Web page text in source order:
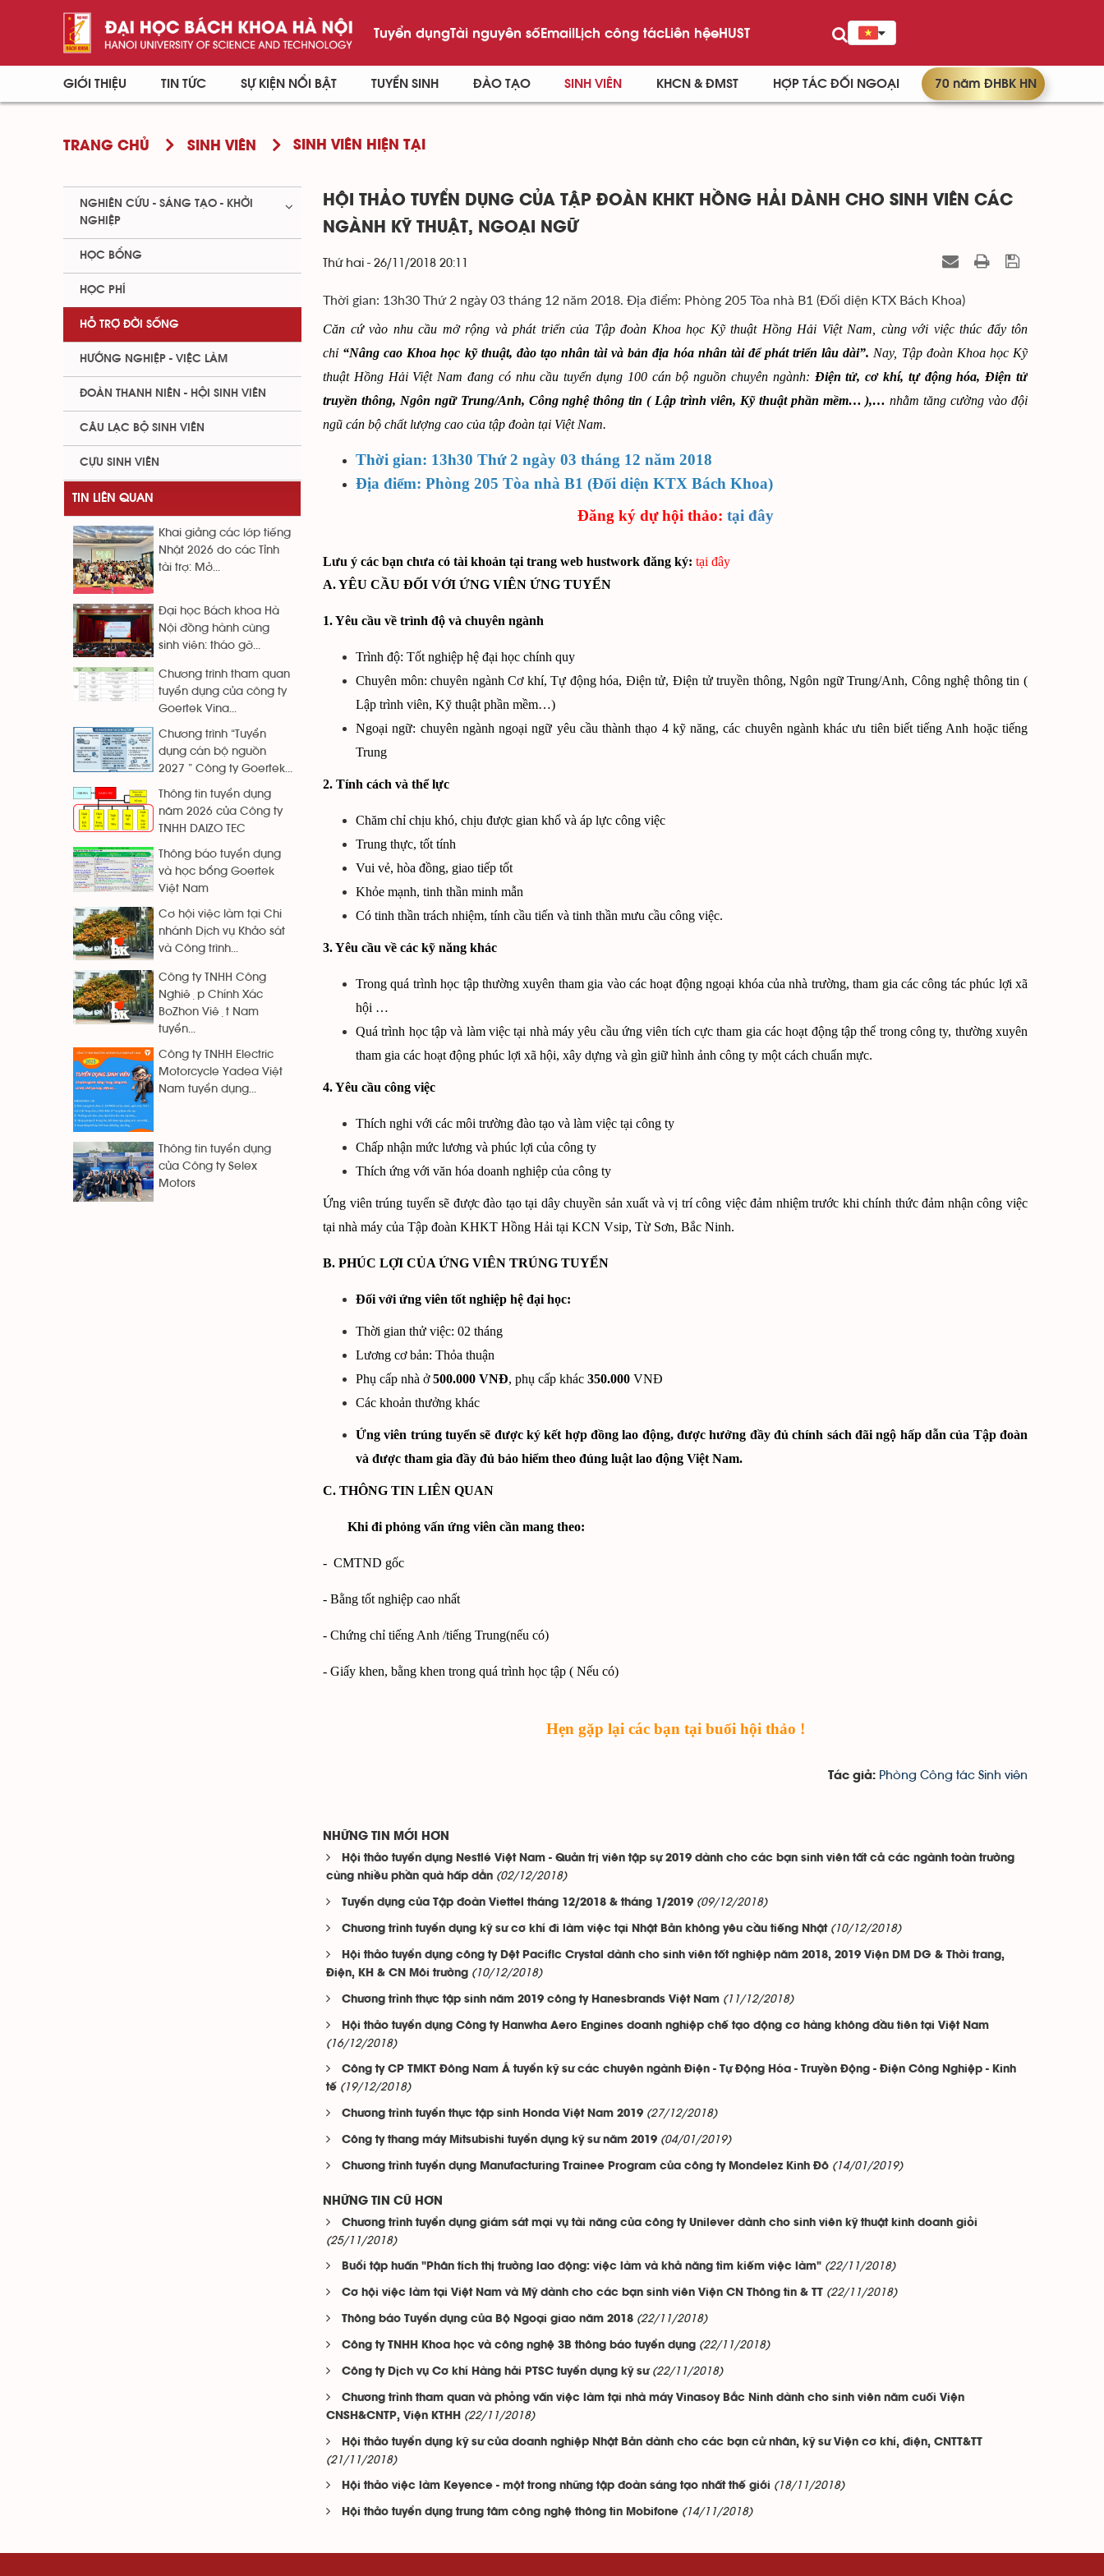
Tuyển dụngTài nguyên sốEmailLịch công tácLiên hệeHUST
GIỚI THIỆU TIN TỨC SỰ KIỆN NỔI BẬT TUYỂN SINH ĐÀO TẠO SINH VIÊN KHCN & ĐMST HỢP TÁC ĐỐI NGOẠI 70 năm ĐHBK HN
TRANG CHỦ SINH VIÊN SINH VIÊN HIỆN TẠI
HỘI THẢO TUYỂN DỤNG CỦA TẬP ĐOÀN KHKT HỒNG HẢI DÀNH CHO SINH VIÊN CÁC
NGÀNH KỸ THUẬT, NGOẠI NGỮ
Thứ hai - 26/11/2018 20:11
Thời gian: 13h30 Thứ 2 ngày 03 tháng 12 năm 2018. Địa điểm: Phòng 205 Tòa nhà B1 (Đối diện KTX Bách Khoa)
Căn cứ vào nhu cầu mở rộng và phát triển của Tập đoàn Khoa học Kỹ thuật Hồng Hải Việt Nam, cùng với việc thúc đẩy tôn
chỉ “Nâng cao Khoa học kỹ thuật, đào tạo nhân tài và bản địa hóa nhân tài để phát triển lâu dài”. Nay, Tập đoàn Khoa học Kỹ
thuật Hồng Hải Việt Nam đang có nhu cầu tuyển dụng 100 cán bộ nguồn chuyên ngành: Điện tử, cơ khí, tự động hóa, Điện tử
truyền thông, Ngôn ngữ Trung/Anh, Công nghệ thông tin ( Lập trình viên, Kỹ thuật phần mềm… ),…nhằm tăng cường vào đội
ngũ cán bộ chất lượng cao của tập đoàn tại Việt Nam.
Thời gian: 13h30 Thứ 2 ngày 03 tháng 12 năm 2018
Địa điểm: Phòng 205 Tòa nhà B1 (Đối diện KTX Bách Khoa)
Đăng ký dự hội thảo: tại đây
Lưu ý các bạn chưa có tài khoản tại trang web hustwork đăng ký: tại đây
A. YÊU CẦU ĐỐI VỚI ỨNG VIÊN ỨNG TUYỂN
1. Yêu cầu về trình độ và chuyên ngành
Trình độ: Tốt nghiệp hệ đại học chính quy
Chuyên môn: chuyên ngành Cơ khí, Tự động hóa, Điện tử, Điện tử truyền thông, Ngôn ngữ Trung/Anh, Công nghệ thông tin (
Lập trình viên, Kỹ thuật phần mềm…)
Ngoại ngữ: chuyên ngành ngoại ngữ yêu cầu thành thạo 4 kỹ năng, các chuyên ngành khác ưu tiên biết tiếng Anh hoặc tiếng
Trung
2. Tính cách và thể lực
Chăm chỉ chịu khó, chịu được gian khổ và áp lực công việc
Trung thực, tốt tính
Vui vẻ, hòa đồng, giao tiếp tốt
Khỏe mạnh, tinh thần minh mẫn
Có tinh thần trách nhiệm, tính cầu tiến và tinh thần mưu cầu công việc.
3. Yêu cầu về các kỹ năng khác
Trong quá trình học tập thường xuyên tham gia vào các hoạt động ngoại khóa của nhà trường, tham gia các công tác phúc lợi xã
hội …
Quá trình học tập và làm việc tại nhà máy yêu cầu ứng viên tích cực tham gia các hoạt động tập thể trong công ty, thường xuyên
tham gia các hoạt động phúc lợi xã hội, xây dựng và gìn giữ hình ảnh công ty một cách chuẩn mực.
4. Yêu cầu công việc
Thích nghi với các môi trường đào tạo và làm việc tại công ty
Chấp nhận mức lương và phúc lợi của công ty
Thích ứng với văn hóa doanh nghiệp của công ty
Ứng viên trúng tuyển sẽ được đào tạo tại dây chuyền sản xuất và vị trí công việc đảm nhiệm trước khi chính thức đảm nhận công việc
tại nhà máy của Tập đoàn KHKT Hồng Hải tại KCN Vsip, Từ Sơn, Bắc Ninh.
B. PHÚC LỢI CỦA ỨNG VIÊN TRÚNG TUYỂN
Đối với ứng viên tốt nghiệp hệ đại học:
Thời gian thử việc: 02 tháng
Lương cơ bản: Thỏa thuận
Phụ cấp nhà ở500.000 VNĐ, phụ cấp khác 350.000 VNĐ
Các khoản thưởng khác
Ứng viên trúng tuyển sẽ được ký kết hợp đồng lao động, được hưởng đầy đủ chính sách đãi ngộ hấp dẫn của Tập đoàn
và được tham gia đầy đủ bảo hiểm theo đúng luật lao động Việt Nam.
C. THÔNG TIN LIÊN QUAN
Khi đi phỏng vấn ứng viên cần mang theo:
- CMTND gốc
- Bằng tốt nghiệp cao nhất
- Chứng chỉ tiếng Anh /tiếng Trung(nếu có)
- Giấy khen, bằng khen trong quá trình học tập ( Nếu có)
Hẹn gặp lại các bạn tại buổi hội thảo !
Tác giả: Phòng Công tác Sinh viên
NHỮNG TIN MỚI HƠN
Hội thảo tuyển dụng Nestlé Việt Nam - Quản trị viên tập sự 2019 dành cho các bạn sinh viên tất cả các ngành toàn trường
cùng nhiều phần quà hấp dẫn (02/12/2018)
Tuyển dụng của Tập đoàn Viettel tháng 12/2018 & tháng 1/2019 (09/12/2018)
Chương trình tuyển dụng kỹ sư cơ khí đi làm việc tại Nhật Bản không yêu cầu tiếng Nhật (10/12/2018)
Hội thảo tuyển dụng công ty Dệt Pacific Crystal dành cho sinh viên tốt nghiệp năm 2018, 2019 Viện DM DG & Thời trang,
Điện, KH & CN Môi trường (10/12/2018)
Chương trình thực tập sinh năm 2019 công ty Hanesbrands Việt Nam (11/12/2018)
Hội thảo tuyển dụng Công ty Hanwha Aero Engines doanh nghiệp chế tạo động cơ hàng không đầu tiên tại Việt Nam
(16/12/2018)
Công ty CP TMKT Đông Nam Á tuyển kỹ sư các chuyên ngành Điện - Tự Động Hóa - Truyền Động - Điện Công Nghiệp - Kinh
tế (19/12/2018)
Chương trình tuyển thực tập sinh Honda Việt Nam 2019 (27/12/2018)
Công ty thang máy Mitsubishi tuyển dụng kỹ sư năm 2019 (04/01/2019)
Chương trình tuyển dụng Manufacturing Trainee Program của công ty Mondelez Kinh Đô (14/01/2019)
NHỮNG TIN CŨ HƠN
Chương trình tuyển dụng giám sát mại vụ tài năng của công ty Unilever dành cho sinh viên kỹ thuật kinh doanh giỏi
(25/11/2018)
Buổi tập huấn "Phân tích thị trường lao động: việc làm và khả năng tìm kiếm việc làm" (22/11/2018)
Cơ hội việc làm tại Việt Nam và Mỹ dành cho các bạn sinh viên Viện CN Thông tin & TT (22/11/2018)
Thông báo Tuyển dụng của Bộ Ngoại giao năm 2018 (22/11/2018)
Công ty TNHH Khoa học và công nghệ 3B thông báo tuyển dụng (22/11/2018)
Công ty Dịch vụ Cơ khí Hàng hải PTSC tuyển dụng kỹ sư (22/11/2018)
Chương trình tham quan và phỏng vấn việc làm tại nhà máy Vinasoy Bắc Ninh dành cho sinh viên năm cuối Viện
CNSH&CNTP, Viện KTHH
(22/11/2018)
Hội thảo tuyển dụng kỹ sư của doanh nghiệp Nhật Bản dành cho các bạn cử nhân, kỹ sư Viện cơ khí, điện, CNTT&TT
(21/11/2018)
Hội thảo việc làm Keyence - một trong những tập đoàn sáng tạo nhất thế giới (18/11/2018)
Hội thảo tuyển dụng trung tâm công nghệ thông tin Mobifone (14/11/2018)
NGHIÊN CỨU - SÁNG TẠO - KHỞI
NGHIỆP
HỌC BỔNG
HỌC PHÍ
HỖ TRỢ ĐỜI SỐNG
HƯỚNG NGHIỆP - VIỆC LÀM
ĐOÀN THANH NIÊN - HỘI SINH VIÊN
CÂU LẠC BỘ SINH VIÊN
CỰU SINH VIÊN
TIN LIÊN QUAN
Khai giảng các lớp tiếng
Nhật 2026 do các Tỉnh
tài trợ: Mở...
Đại học Bách khoa Hà
Nội đồng hành cùng
sinh viên: tháo gỡ...
Chương trình tham quan
tuyển dụng của công ty
Goertek Vina...
Chương trình “Tuyển
dụng cán bộ nguồn
2027 ” Công ty Goertek...
Thông tin tuyển dụng
năm 2026 của Công ty
TNHH DAIZO TEC
Thông báo tuyển dụng
và học bổng Goertek
Việt Nam
Cơ hội việc làm tại Chi
nhánh Dịch vụ Khảo sát
và Công trình...
Công ty TNHH Công
Nghiệp Chính Xác
BoZhon Việt Nam
tuyển...
Công ty TNHH Electric
Motorcycle Yadea Việt
Nam tuyển dụng...
Thông tin tuyển dụng
của Công ty Selex
Motors